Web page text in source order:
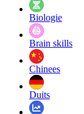
Biologie
Brain skills
Chinees
Duits